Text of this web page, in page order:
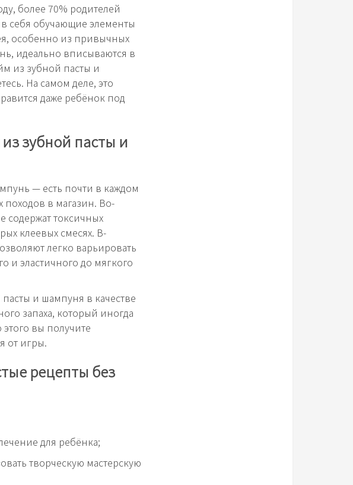
более 70% родителей
себя обучающие элементы
особенно из привычных
идеально вписываются в
из зубной пасты и
На самом деле, это
даже ребёнок под
зубной пасты и
— есть почти в каждом
походов в магазин. Во-
содержат токсичных
клеевых смесях. В-
легко варьировать
и эластичного до мягкого
и шампуня в качестве
запаха, который иногда
вы получите
от игры.
рецепты без
для ребёнка;
творческую мастерскую